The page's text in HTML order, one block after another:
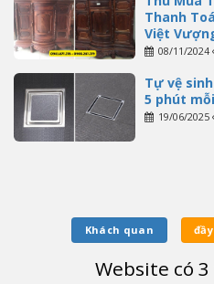
Thanh
Việt
08/11/2024
Tự vệ
5 phút
19/06/2025
Khách quan
Website có 3